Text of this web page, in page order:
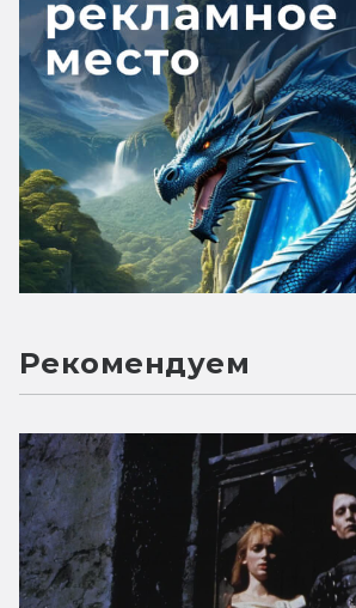
Рекомендуем